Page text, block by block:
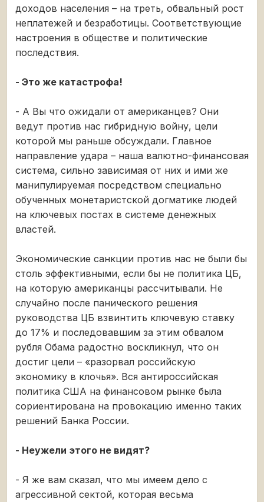
доходов населения – на треть, обвальный рост
неплатежей и безработицы. Соответствующие
настроения в обществе и политические
последствия.
- Это же катастрофа!
- А Вы что ожидали от американцев? Они
ведут против нас гибридную войну, цели
которой мы раньше обсуждали. Главное
направление удара – наша валютно-финансовая
система, сильно зависимая от них и ими же
манипулируемая посредством специально
обученных монетаристской догматике людей
на ключевых постах в системе денежных
властей.
Экономические санкции против нас не были бы
столь эффективными, если бы не политика ЦБ,
на которую американцы рассчитывали. Не
случайно после панического решения
руководства ЦБ взвинтить ключевую ставку
до 17% и последовавшим за этим обвалом
рубля Обама радостно воскликнул, что он
достиг цели – «разорвал российскую
экономику в клочья». Вся антироссийская
политика США на финансовом рынке была
сориентирована на провокацию именно таких
решений Банка России.
- Неужели этого не видят?
- Я же вам сказал, что мы имеем дело с
агрессивной сектой, которая весьма